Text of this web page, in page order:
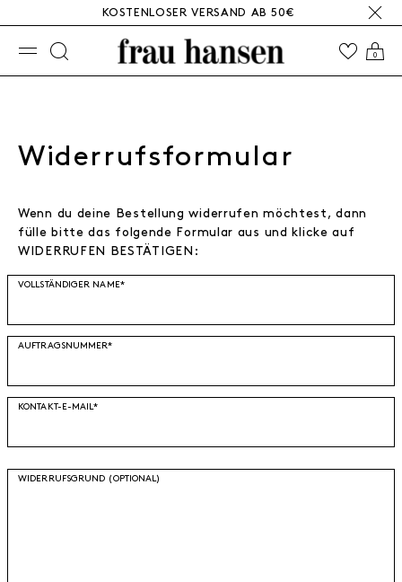
KOSTENLOSER VERSAND AB 50€
0
☰
Widerrufsformular
Wenn du deine Bestellung widerrufen möchtest, dann
fülle bitte das folgende Formular aus und klicke auf
WIDERRUFEN BESTÄTIGEN:
VOLLSTÄNDIGER NAME*
AUFTRAGSNUMMER*
KONTAKT-E-MAIL*
WIDERRUFSGRUND (OPTIONAL)